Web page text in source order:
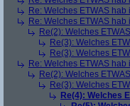
Re: Welches ETWAS hab
Re: Welches ETWAS hab
Re(2): Welches
Re(3): Welches
Re(3): Welches
Re: Welches ETWAS hab
Re(2): Welches
Re(3): Welches
Re(4): Welches